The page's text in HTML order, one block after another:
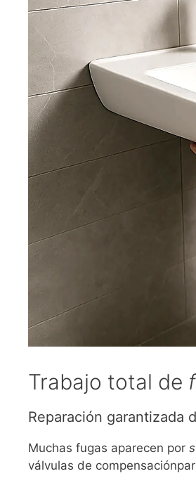
Trabajo total de
Reparación garantizada
Muchas fugas aparecen por
válvulas de